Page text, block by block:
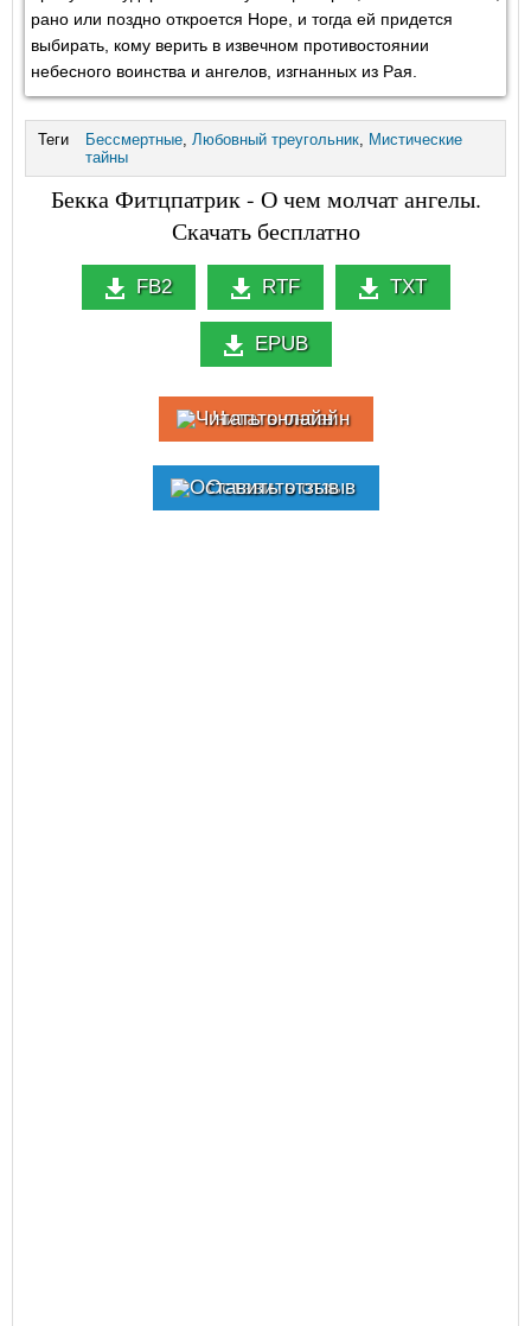
рано или поздно откроется Норе, и тогда ей придется
выбирать, кому верить в извечном противостоянии
небесного воинства и ангелов, изгнанных из Рая.
Теги Бессмертные, Любовный треугольник, Мистические
тайны
Бекка Фитцпатрик - О чем молчат ангелы.
Скачать бесплатно
FB2 RTF TXT
EPUB
Читать онлайн
Оставить отзыв